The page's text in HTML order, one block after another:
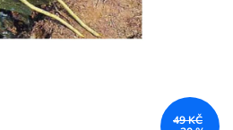
49 KČ